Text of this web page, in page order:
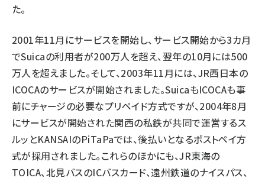
た。
2001年11月にサービスを開始し、サービス開始から3カ月
でSuicaの利用者が200万人を超え、翌年の10月には500
万人を超えました。そして、2003年11月には、JR西日本の
ICOCAのサービスが開始されました。SuicaもICOCAも事
前にチャージの必要なプリペイド方式ですが、2004年8月
にサービスが開始された関西の私鉄が共同で運営するス
ルッとKANSAIのPiTaPaでは、後払いとなるポストペイ方
式が採用されました。これらのほかにも、JR東海の
TOICA、北見バスのICバスカード、遠州鉄道のナイスパス、